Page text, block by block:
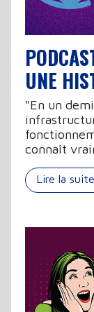
UNE
"En un
connaît
Lire la